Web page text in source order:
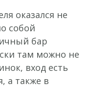
оказался не
собой
бар
там можно не
вход есть
а также в